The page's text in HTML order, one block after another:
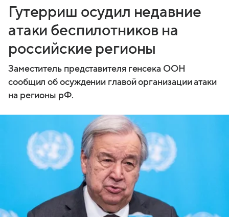
Гутерриш осудил недавние
атаки беспилотников на
российские регионы
Заместитель представителя генсека ООН
сообщил об осуждении главой организации атаки
на регионы рФ.